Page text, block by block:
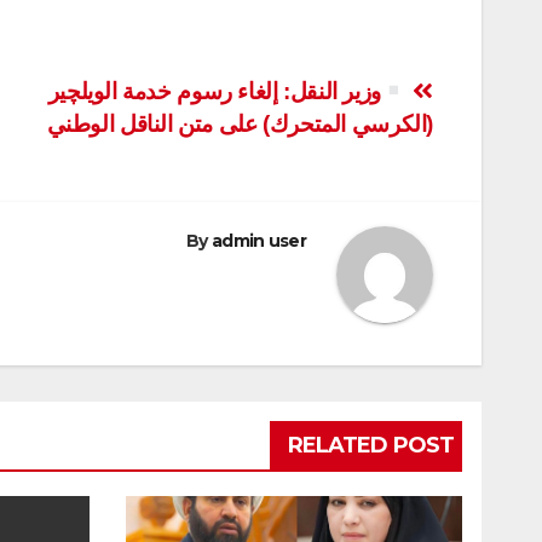
تصفّح
المقالات
وزير النقل: إلغاء رسوم خدمة الويلچير
(الكرسي المتحرك) على متن الناقل الوطني
Byadmin user
RELATED POST